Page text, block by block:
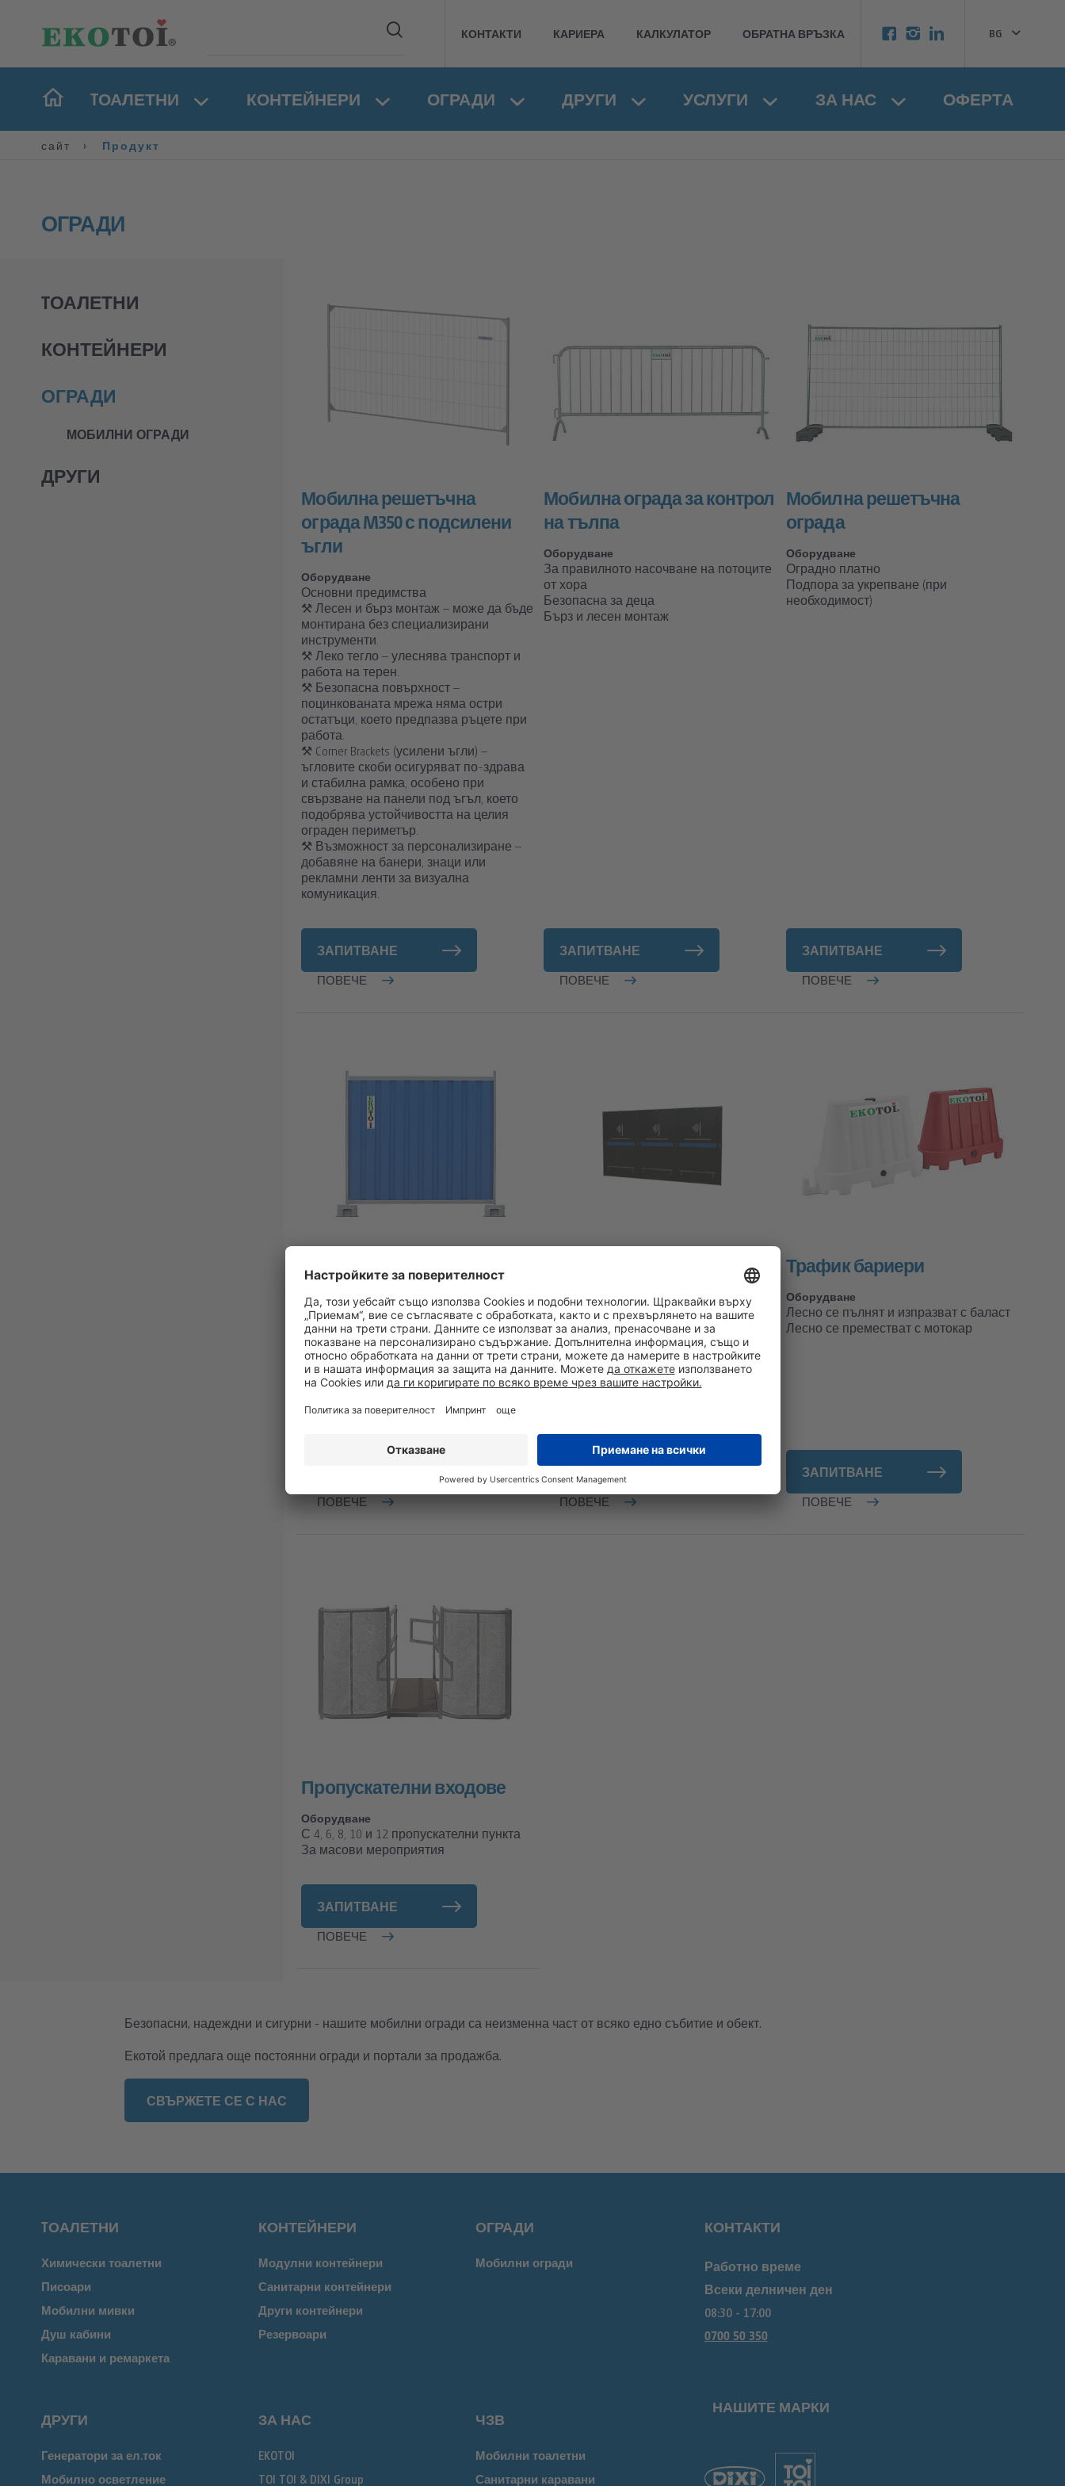
КОНТАКТИ КАРИЕРА КАЛКУЛАТОР ОБРАТНА ВРЪЗКА
BG
TОАЛЕТНИ КОНТЕЙНЕРИ ОГРАДИ ДРУГИ УСЛУГИ ЗА НАС ОФЕРТА
сайт Продукт
ОГРАДИ
TОАЛЕТНИ
КОНТЕЙНЕРИ
ОГРАДИ
МОБИЛНИ ОГРАДИ
ДРУГИ
Мобилна решетъчна
ограда M350 с подсилени
ъгли
Оборудване
Основни предимства
⚒︎ Лесен и бърз монтаж – може да бъде
монтирана без специализирани
инструменти.
⚒︎ Леко тегло – улеснява транспорт и
работа на терен.
⚒︎ Безопасна повърхност –
поцинкованата мрежа няма остри
остатъци, което предпазва ръцете при
работа.
⚒︎ Corner Brackets (усилени ъгли) –
ъгловите скоби осигуряват по-здрава
и стабилна рамка, особено при
свързване на панели под ъгъл, което
подобрява устойчивостта на целия
ограден периметър.
⚒︎ Възможност за персонализиране –
добавяне на банери, знаци или
рекламни ленти за визуална
комуникация.
ЗАПИТВАНЕ
ПОВЕЧЕ
Мобилна ограда за контрол
на тълпа
Оборудване
За правилното насочване на потоците
от хора
Безопасна за деца
Бърз и лесен монтаж
ЗАПИТВАНЕ
ПОВЕЧЕ
Мобилна решетъчна
ограда
Оборудване
Оградно платно
Подпора за укрепване (при
необходимост)
ЗАПИТВАНЕ
ПОВЕЧЕ
Мобилна плътна ограда
Оборудване
Оградно платно
Стабилна основа - стандартна, тип „за
висока видимост” и бетонова
Стандартна свързваща клема
ПОВЕЧЕ
Мобилна ограда за контрол
Оборудване
Намалява шума с до 32,8 dB
Лесен монтаж
Огнеупорен материал
Устойчива на вандализъм
ЗАПИТВАНЕ
ПОВЕЧЕ
Трафик бариери
Оборудване
Лесно се пълнят и изпразват с баласт
Лесно се преместват с мотокар
ЗАПИТВАНЕ
ПОВЕЧЕ
Пропускателни входове
Оборудване
С 4, 6, 8, 10 и 12 пропускателни пункта
За масови мероприятия
ЗАПИТВАНЕ
ПОВЕЧЕ
Безопасни, надеждни и сигурни - нашите мобилни огради са неизменна част от всяко едно събитие и обект.
Екотой предлага още постоянни огради и портали за продажба.
СВЪРЖЕТЕ СЕ С НАС
TОАЛЕТНИ
Химически тоалетни
Писоари
Мобилни мивки
Душ кабини
Каравани и ремаркета
КОНТЕЙНЕРИ
Модулни контейнери
Санитарни контейнери
Други контейнери
Резервоари
ОГРАДИ
Мобилни огради
ДРУГИ
Генератори за ел.ток
Мобилно осветление
ЗА НАС
EKOTOI
TOI TOI & DIXI Group
ЧЗВ
Мобилни тоалетни
Санитарни каравани
КОНТАКТИ
Работно време
Всеки делничен ден
08:30 - 17:00
0700 50 350
НАШИТЕ МАРКИ